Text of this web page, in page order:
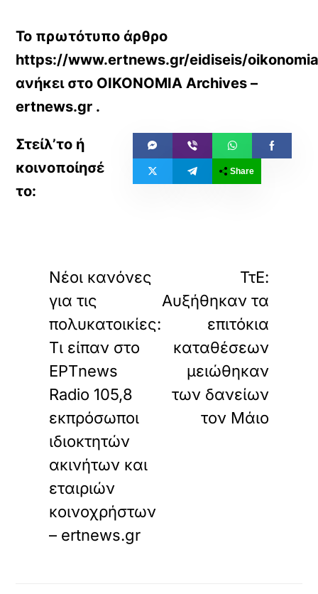
Το πρωτότυπο άρθρο
https://www.ertnews.gr/eidiseis/
ανήκει στο ΟΙΚΟΝΟΜΙΑ Archives –
ertnews.gr .
Share
Νέοι κανόνες
για τις
πολυκατοικίες:
Τι είπαν στο
ΕΡΤnews
Radio 105,8
εκπρόσωποι
ιδιοκτητών
ακινήτων και
εταιριών
κοινοχρήστων
– ertnews.gr
ΤτΕ:
Αυξήθηκαν τα
επιτόκια
καταθέσεων
μειώθηκαν
των δανείων
τον Μάιο